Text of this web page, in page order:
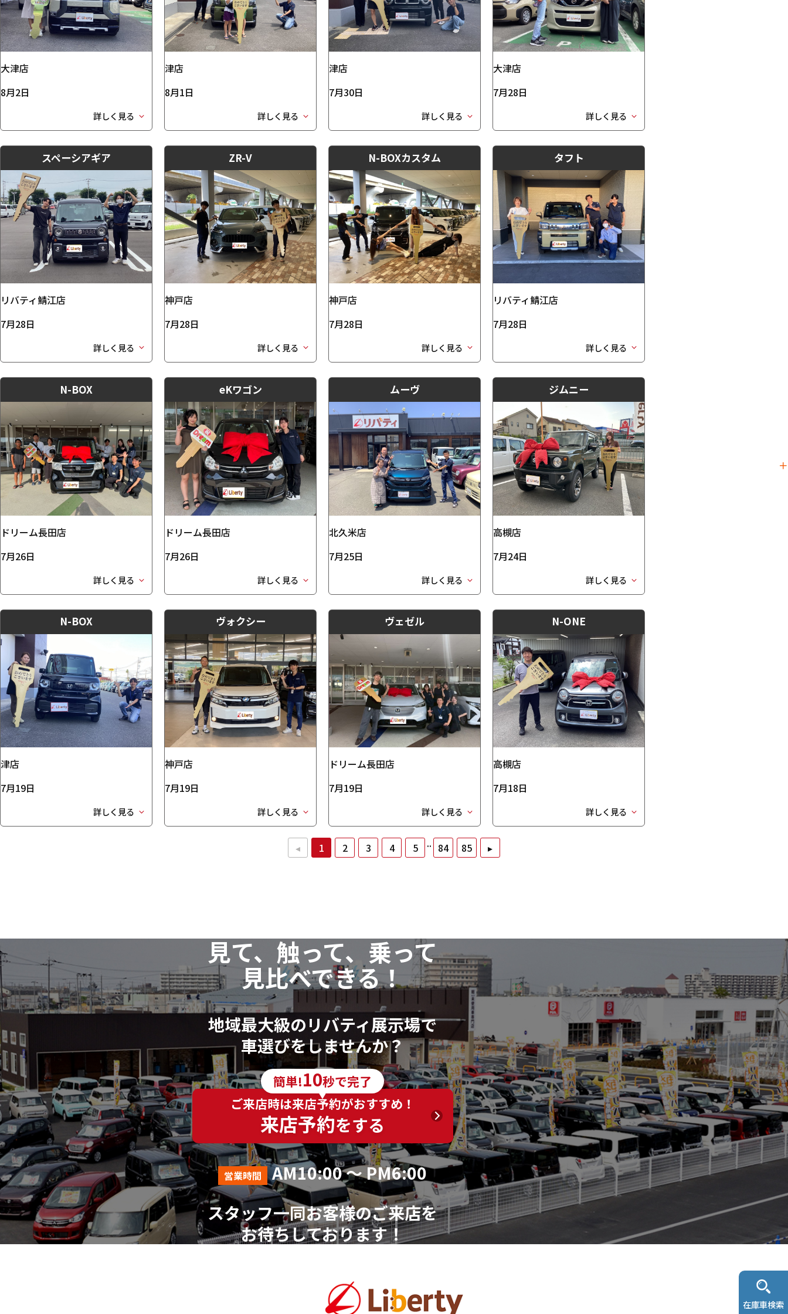
大津店
8月2日
詳しく見る
津店
8月1日
詳しく見る
津店
7月30日
詳しく見る
大津店
7月28日
詳しく見る
スペーシアギア
リバティ鯖江店
7月28日
詳しく見る
ZR-V
神戸店
7月28日
詳しく見る
N-BOXカスタム
神戸店
7月28日
詳しく見る
タフト
リバティ鯖江店
7月28日
詳しく見る
N-BOX
ドリーム長田店
7月26日
詳しく見る
eKワゴン
ドリーム長田店
7月26日
詳しく見る
ムーヴ
北久米店
7月25日
詳しく見る
ジムニー
高槻店
7月24日
詳しく見る
N-BOX
津店
7月19日
詳しく見る
ヴォクシー
神戸店
7月19日
詳しく見る
ヴェゼル
ドリーム長田店
7月19日
詳しく見る
N-ONE
高槻店
7月18日
詳しく見る
◂ 1 2 3 4 5 .. 84 85 ▸
在庫車検索
見て、触って、乗って
見比べできる！
地域最大級のリバティ展示場で
車選びをしませんか？
簡単!10秒で完了
ご来店時は来店予約がおすすめ！
来店予約をする
営業時間
AM10:00 ～ PM6:00
スタッフ一同お客様のご来店を
お待ちしております！